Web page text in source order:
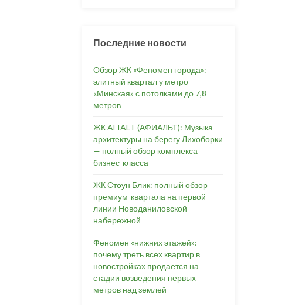
Последние новости
Обзор ЖК «Феномен города»:
элитный квартал у метро
«Минская» с потолками до 7,8
метров
ЖК AFIALT (АФИАЛЬТ): Музыка
архитектуры на берегу Лихоборки
— полный обзор комплекса
бизнес-класса
ЖК Стоун Блик: полный обзор
премиум-квартала на первой
линии Новоданиловской
набережной
Феномен «нижних этажей»:
почему треть всех квартир в
новостройках продается на
стадии возведения первых
метров над землей